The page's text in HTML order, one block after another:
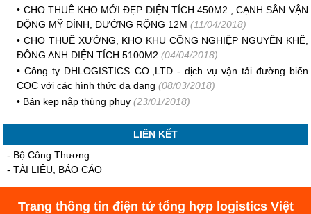
• CHO THUÊ KHO MỚI ĐẸP DIỆN TÍCH 450M2 , CẠNH SÂN VẬN
ĐỘNG MỸ ĐÌNH, ĐƯỜNG RỘNG 12M (11/04/2018)
•CHO THUÊ XƯỞNG, KHO KHU CÔNG NGHIỆP NGUYÊN KHÊ,
ĐÔNG ANH DIỆN TÍCH 5100M2(04/04/2018)
•Công ty DHLOGISTICS CO.,LTD - dịch vụ vận tải đường biển
COC với các hình thức đa dạng (08/03/2018)
• Bán kẹp nắp thùng phuy (23/01/2018)
LIÊN KẾT
- Bộ Công Thương
-TÀI LIỆU, BÁO CÁO
Trang thông tin điện tử tổng hợp logistics Việt